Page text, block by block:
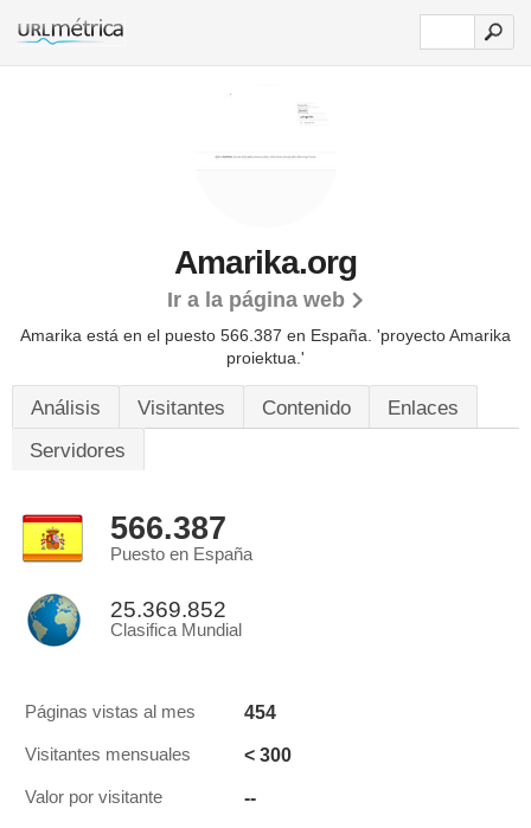
Amarika.org
Ir a la página web
Amarika está en el puesto 566.387 en España. 'proyecto Amarika
proiektua.'
Análisis Visitantes Contenido
Enlaces
Servidores
566.387
Puesto en España
25.369.852
Clasifica Mundial
Páginas vistas al mes 454
Visitantes mensuales < 300
Valor por visitante --